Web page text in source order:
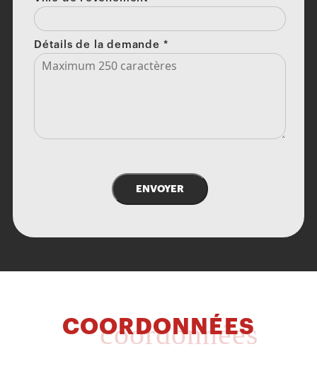
Détails de la demande *
ENVOYER
COORDONNÉES
coordonnées